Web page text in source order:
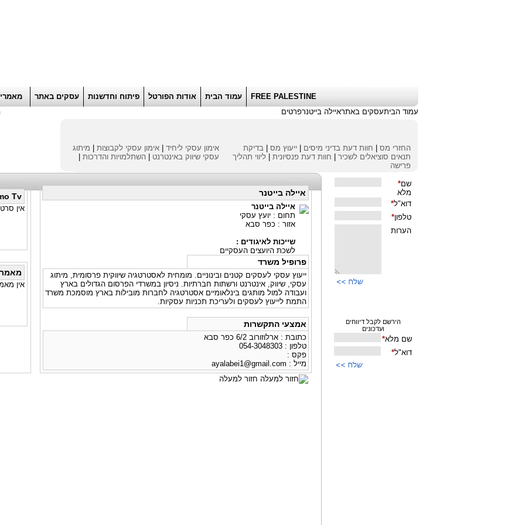
FREE PALESTINE עמוד הבית אודות הפורטל פיתוח וחדשנות עסקים באתר
עמוד הביתעסקים באתראיילה בייטנרפרטים
החזרי מס חוות דעת בדיני מיסים ייעוץ מס
בדיקת
תנאים סוציאלים לשכיר
חוות דעת פנסיונית
ליווי תהליך
פרישה
אימון עסקי ליחיד אימון עסקי לקבוצות
מיתוג
עסקי שיווק באינטרנט השתלמויות והדרכות
איילה בייטנר
איילה בייטנר
תחום : יועץ עסקי
אזור : כפר סבא
שייכות לאיגודים :
לשכת היועצים העסקיים
פרופיל משרד
ייעוץ עסקי לעסקים קטנים ובינוניים. מומחית לאסטרטגיה שיווקית פרסומית, מיתוג
עסקי, שיווק, אינטרנט ורשתות חברתיות. ניסיון במשרדי הפרסום הגדולים בארץ
ועבודה למול מותגים בינלאומיים אסטרטגיה לחברות מובילות בארץ מוסמכת משרד
התמת לייעוץ לעסקים ולעריכת תכניות עסקיות.
אמצעי התקשרות
כתובת : ארלוזורוב 6/2 כפר סבא
טלפון : 054-3048303
פקס :
מייל : ayalabei1@gmail.com
Tv
אין
אין
חזור למעלה